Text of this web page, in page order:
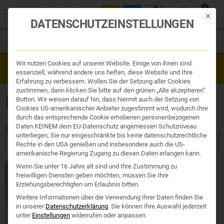
0
Organe & Organ Uhr
Traditionelle Medizin
Nahrungsergänzung
Kosmetik und Hygiene
Ihr Apotheker
Westend Online-Shop: Sicher, schnell und 24/7 für Sie da!
Gratisversand ab €50
KURKUMA
Start/ Produkte verschlagwortet mit „Kurkuma“
FILTER ANZEIGEN
Mit
DATENSCHUTZEINSTELLUNGEN
Wir nutzen Cookies auf unserer Website. Einige von ihnen sind
essenziell, während andere uns helfen, diese Website und Ihre
Erfahrung zu verbessern. Wollen Sie der Setzung aller Cookies
zustimmen, dann klicken Sie bitte auf den grünen „Alle akzeptieren“
Button. Wir weisen darauf hin, dass hiermit auch der Setzung von
Cookies US-amerikanischer Anbieter zugestimmt wird, wodurch Ihre
durch das entsprechende Cookie erhobenen personenbezogenen
Daten KEINEM dem EU-Datenschutz angemessen Schutzniveau
unterliegen, Sie nur eingeschränkte bis keine datenschutzrechtliche
Rechte in den USA genießen und insbesondere auch die US-
amerikanische Regierung Zugang zu diesen Daten erlangen kann.
Wenn Sie unter 16 Jahre alt sind und Ihre Zustimmung zu
freiwilligen Diensten geben möchten, müssen Sie Ihre
Erziehungsberechtigten um Erlaubnis bitten.
Weitere Informationen über die Verwendung Ihrer Daten finden Sie
in unserer Datenschutzerklärung. Sie können Ihre Auswahl jederzeit
unter Einstellungen widerrufen oder anpassen.